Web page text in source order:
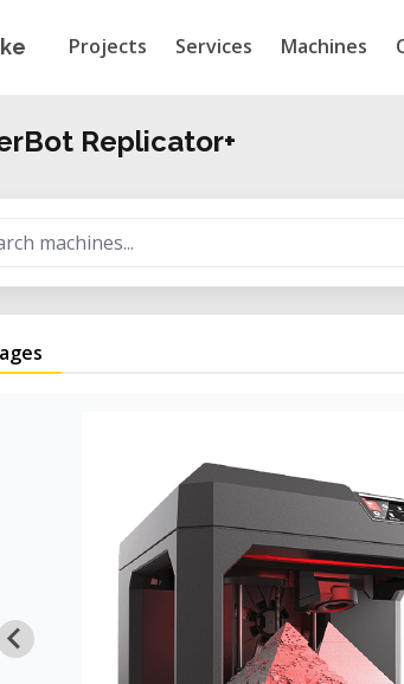
Projects Services Machines
Replicator+